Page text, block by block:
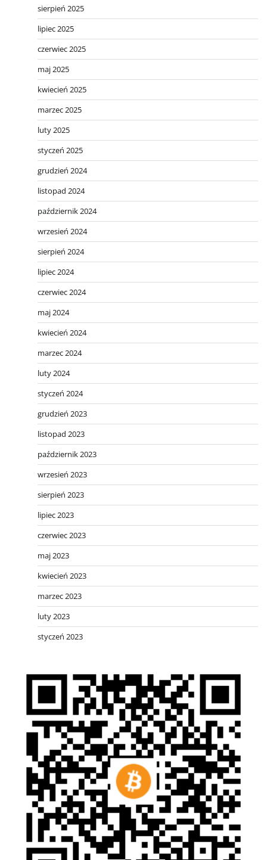
sierpień 2025
lipiec 2025
czerwiec 2025
maj 2025
kwiecień 2025
marzec 2025
luty 2025
styczeń 2025
grudzień 2024
listopad 2024
październik 2024
wrzesień 2024
sierpień 2024
lipiec 2024
czerwiec 2024
maj 2024
kwiecień 2024
marzec 2024
luty 2024
styczeń 2024
grudzień 2023
listopad 2023
październik 2023
wrzesień 2023
sierpień 2023
lipiec 2023
czerwiec 2023
maj 2023
kwiecień 2023
marzec 2023
luty 2023
styczeń 2023